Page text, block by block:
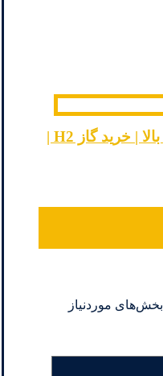
گاز هیدروژن | هیدروژن خلوص بالا | خرید گاز H2 |
بخش‌های موردنیاز